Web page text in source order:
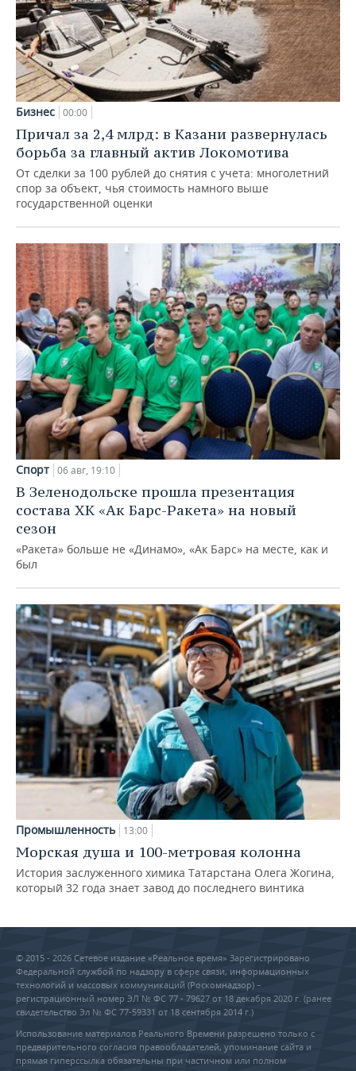
Бизнес 00:00
Причал за 2,4 млрд: в Казани развернулась
борьба за главный актив Локомотива
От сделки за 100 рублей до снятия с учета: многолетний
спор за объект, чья стоимость намного выше
государственной оценки
Спорт 06 авг, 19:10
В Зеленодольске прошла презентация
состава ХК «Ак Барс-Ракета» на новый
сезон
«Ракета» больше не «Динамо», «Ак Барс» на месте, как и
был
Промышленность 13:00
Морская душа и 100-метровая колонна
История заслуженного химика Татарстана Олега Жогина,
который 32 года знает завод до последнего винтика
© 2015 - 2026 Сетевое издание «Реальное время» Зарегистрировано
Федеральной службой по надзору в сфере связи, информационных
технологий и массовых коммуникаций (Роскомнадзор) –
регистрационный номер ЭЛ № ФС 77 - 79627 от 18 декабря 2020 г. (ранее
свидетельство Эл № ФС 77-59331 от 18 сентября 2014 г.)
Использование материалов Реального Времени разрешено только с
предварительного согласия правообладателей, упоминание сайта и
прямая гиперссылка обязательны при частичном или полном